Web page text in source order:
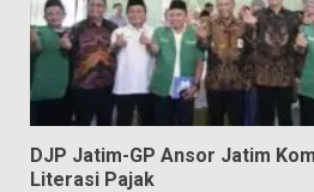
DJP Jatim-GP Ansor Jatim
Literasi Pajak